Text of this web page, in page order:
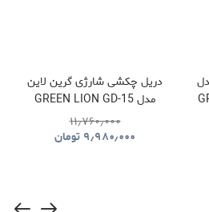
دریل چکشی شارژی گرین لاین
مدل GREEN LION GD-15
PRO DRIVE CORDLESS
HAMMER DRILL
۱۱٫۷۶۰٫۰۰۰
۹٫۹۸۰٫۰۰۰ تومان